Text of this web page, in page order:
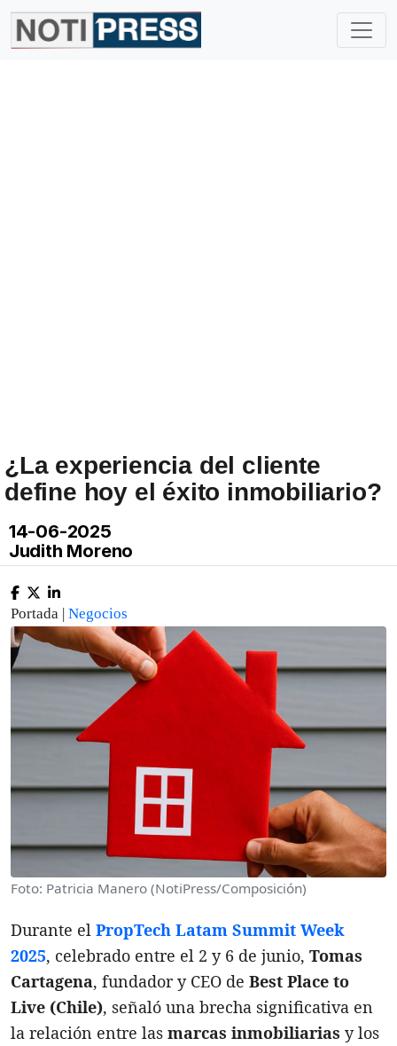
¿La experiencia del cliente
define hoy el éxito inmobiliario?
14-06-2025
Judith Moreno
Portada | Negocios
Foto: Patricia Manero (NotiPress/Composición)
Durante el PropTech Latam Summit Week
2025, celebrado entre el 2 y 6 de junio, Tomas
Cartagena, fundador y CEO de Best Place to
Live (Chile), señaló una brecha significativa en
la relación entre las marcas inmobiliarias y los